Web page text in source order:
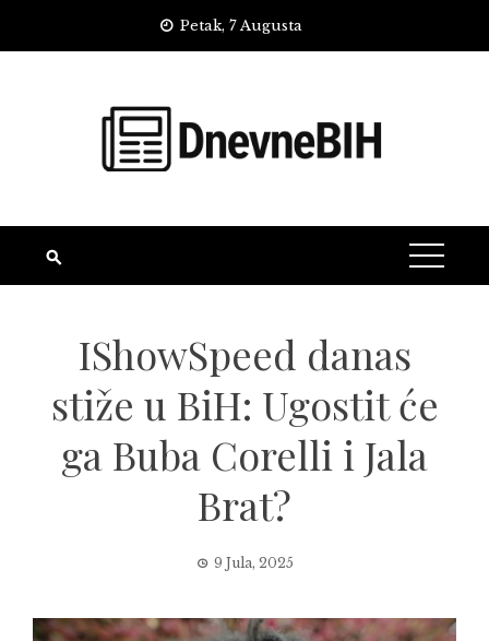
Petak, 7 Augusta
IShowSpeed danas
stiže u BiH: Ugostit će
ga Buba Corelli i Jala
Brat?
9 Jula, 2025